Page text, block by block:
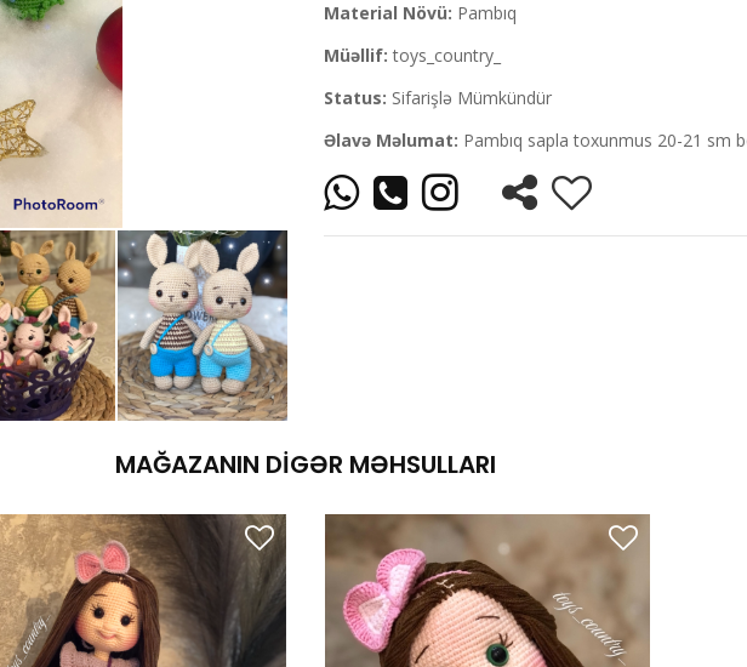
Material Növü: Pambıq
Müəllif: toys_country_
Status: Sifarişlə Mümkündür
Əlavə Məlumat: Pambıq sapla toxunmus 20-21 sm
MAĞAZANIN DIGƏR MƏHSULLARI